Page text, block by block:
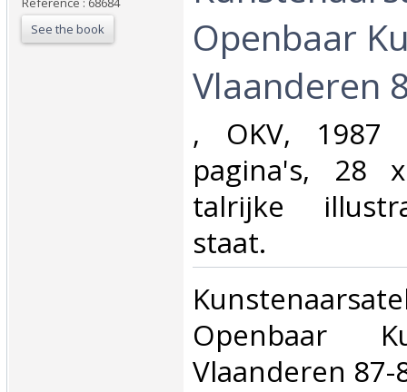
See the book
Openbaar
Vlaanderen
‎, OKV, 1987
pagina's, 28
talrijke
staat.‎
Openbaar
Vlaanderen 87-